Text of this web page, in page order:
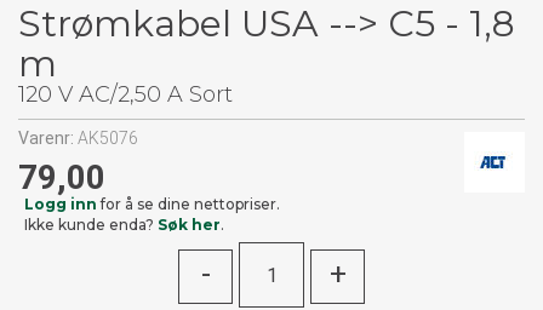
Strømkabel USA --> C5 - 1,8
m
120 V AC/2,50 A Sort
Varenr: AK5076
79,00
Logg inn for å se dine nettopriser.
Ikke kunde enda? Søk her.
- +